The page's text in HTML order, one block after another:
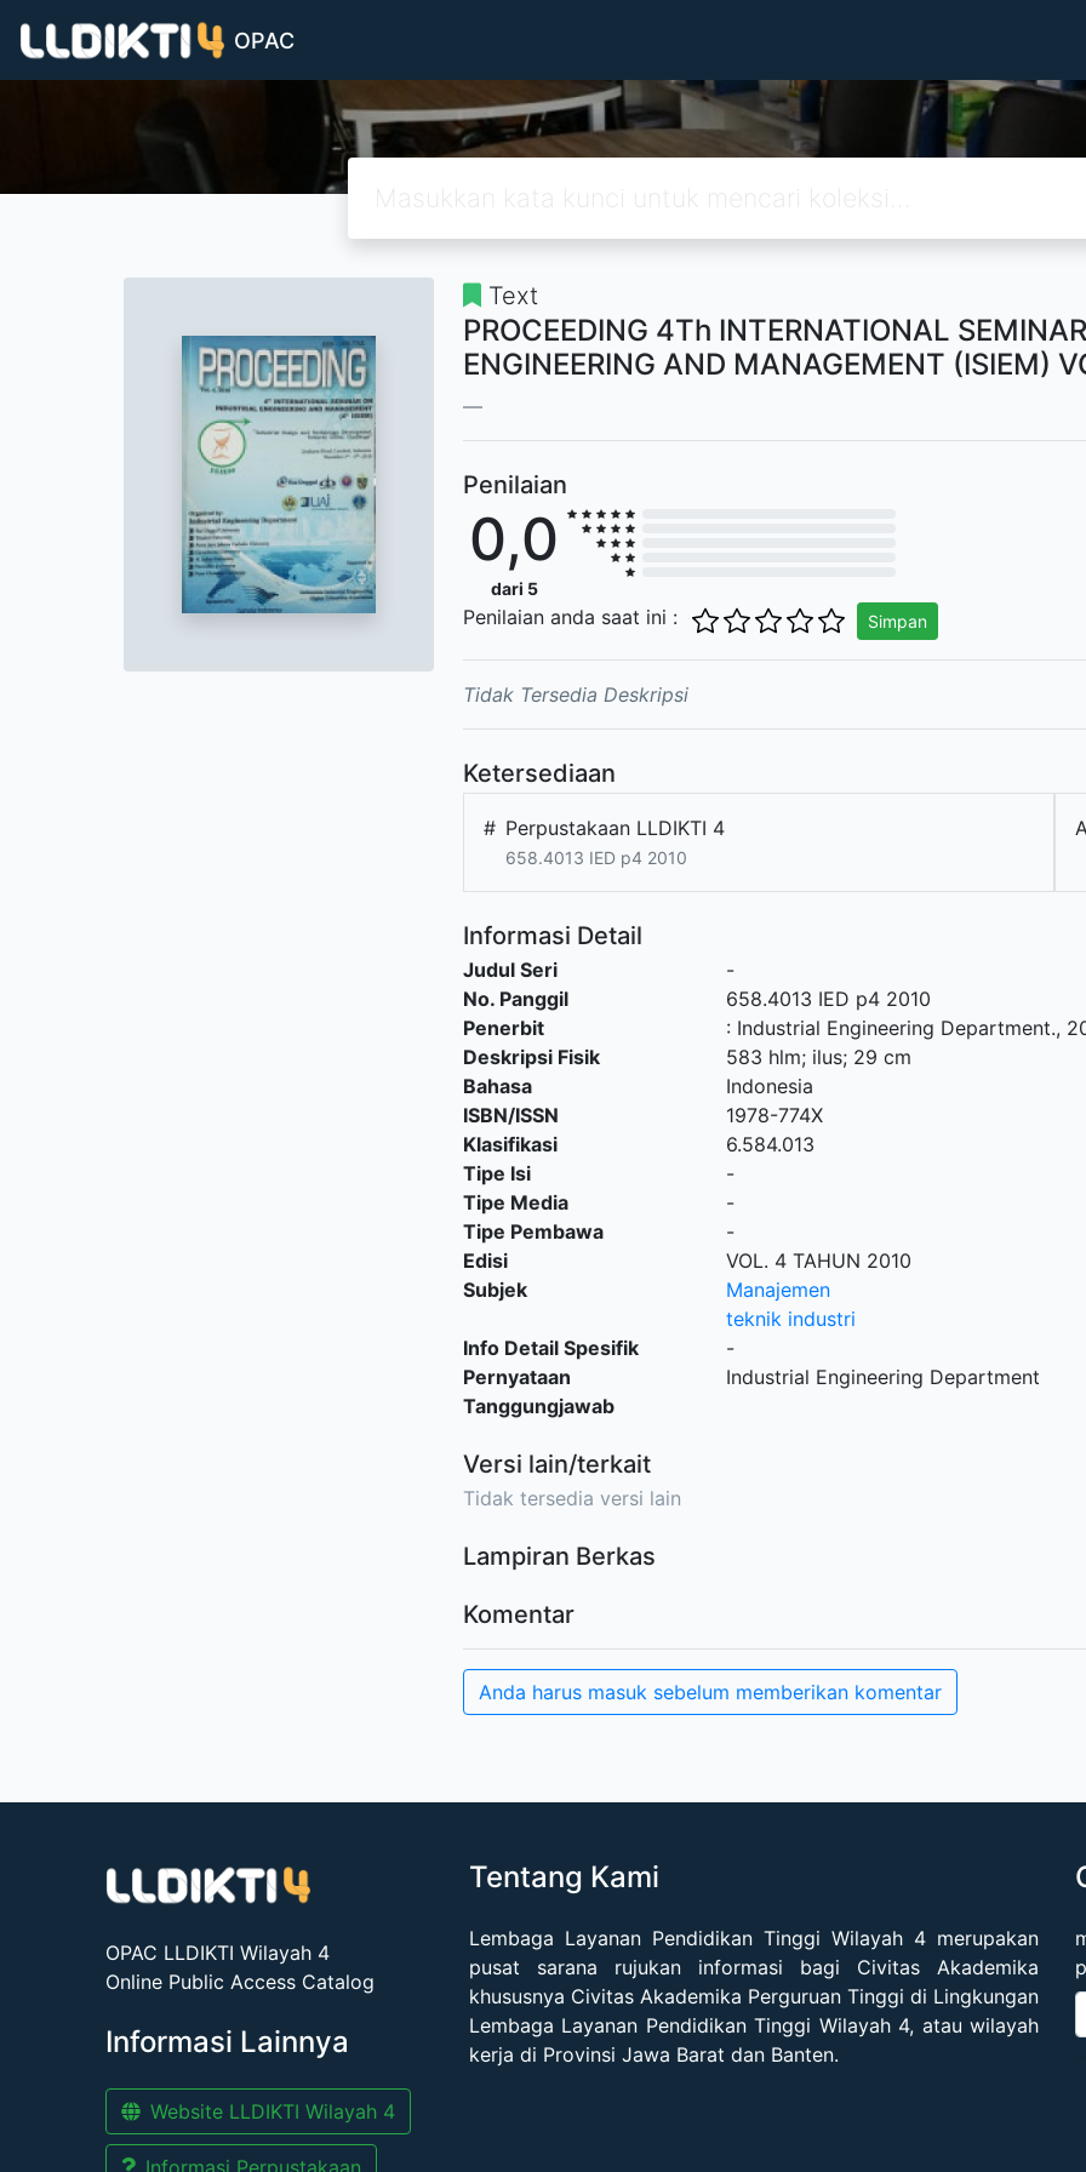
OPAC
Text
PROCEEDING 4Th INTERNATIONAL
ENGINEERING AND MANAGEMENT (ISIEM)
Penilaian
0,0
dari 5
Penilaian anda saat ini : Simpan
Tidak Tersedia Deskripsi
Ketersediaan
# Perpustakaan LLDIKTI 4
658.4013 IED p4 2010
Informasi Detail
Judul Seri
-
No. Panggil
658.4013 IED p4 2010
Penerbit
: Industrial Engineering Department.,
Deskripsi Fisik
583 hlm; ilus; 29 cm
Bahasa
Indonesia
ISBN/ISSN
1978-774X
Klasifikasi
6.584.013
Tipe Isi
-
Tipe Media
-
Tipe Pembawa
-
Edisi
VOL. 4 TAHUN 2010
Subjek
Manajemen
teknik industri
Info Detail Spesifik
-
Pernyataan
Tanggungjawab
Industrial Engineering Department
Versi lain/terkait
Tidak tersedia versi lain
Lampiran Berkas
Komentar
Anda harus masuk sebelum memberikan komentar
OPAC LLDIKTI Wilayah 4
Online Public Access Catalog
Informasi Lainnya
Website LLDIKTI Wilayah 4
Informasi Perpustakaan
Tentang Kami
Lembaga Layanan Pendidikan Tinggi Wilayah 4 merupakan
pusat sarana rujukan informasi bagi Civitas Akademika
khususnya Civitas Akademika Perguruan Tinggi di Lingkungan
Lembaga Layanan Pendidikan Tinggi Wilayah 4, atau wilayah
kerja di Provinsi Jawa Barat dan Banten.